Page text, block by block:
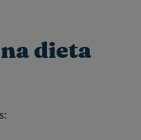
dieta